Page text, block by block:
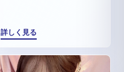
詳しく見る